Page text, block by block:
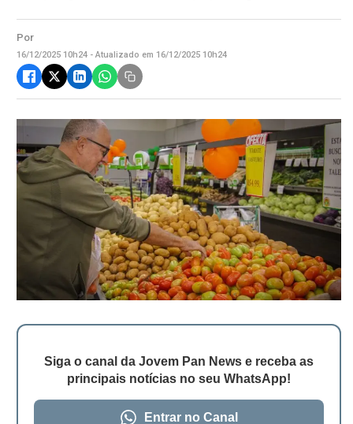
Por
16/12/2025 10h24 - Atualizado em 16/12/2025 10h24
Siga o canal da Jovem Pan News e receba as
principais notícias no seu WhatsApp!
Entrar no Canal